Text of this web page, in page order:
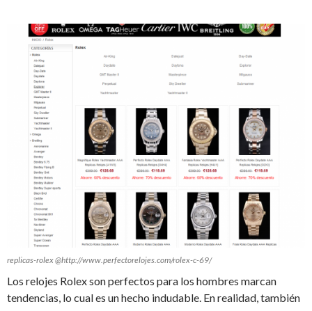
replicas-rolex @http://www.perfectorelojes.com/rolex-c-69/
Los relojes Rolex son perfectos para los hombres marcan
tendencias, lo cual es un hecho indudable. En realidad, también